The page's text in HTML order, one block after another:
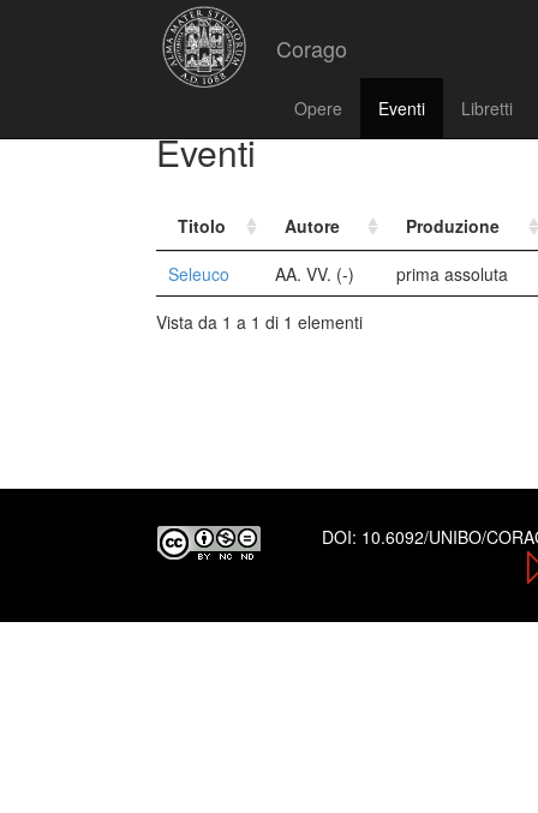
Corago
Opere Eventi Libretti
Eventi
Titolo Autore
Produzione
Seleuco
AA. VV. (-)
prima assoluta
Vista da 1 a 1 di 1 elementi
DOI: 10.6092/UNIBO/